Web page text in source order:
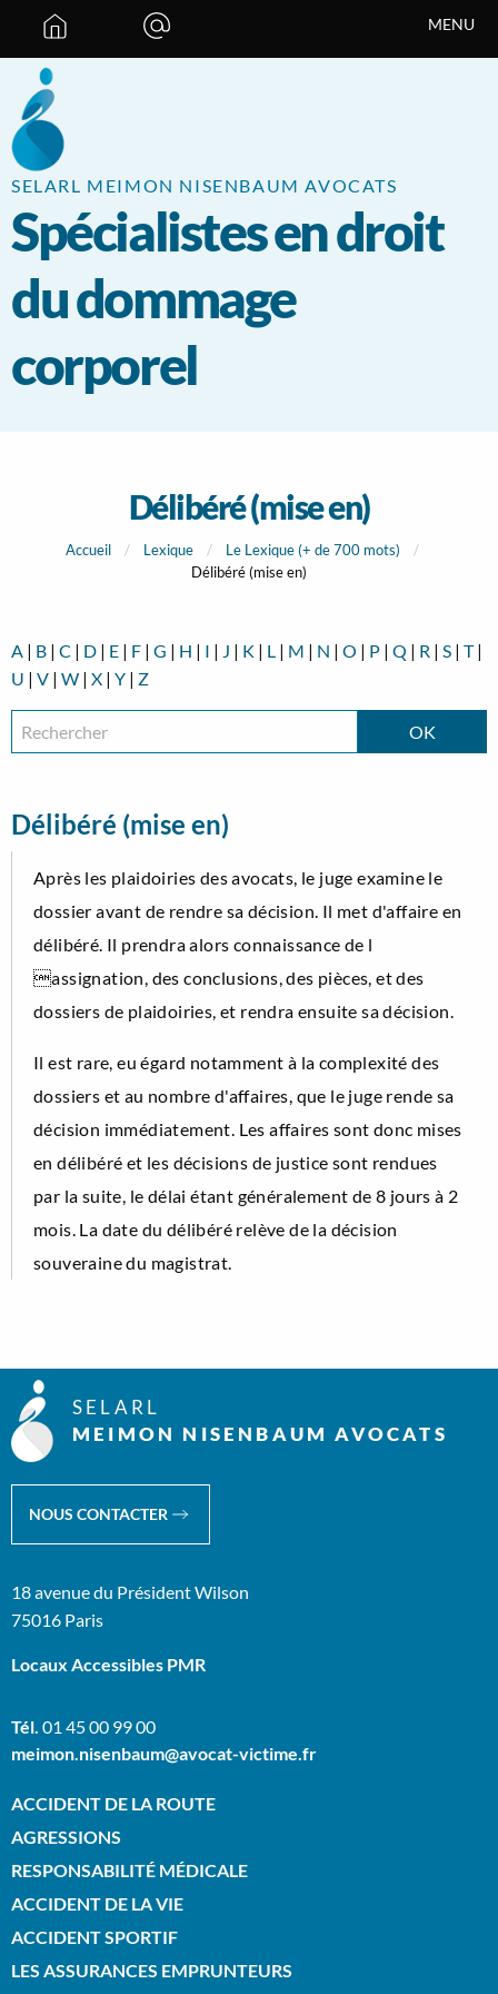
SELARL MEIMON NISENBAUM AVOCATS
Spécialistes en droit
du dommage
corporel
Délibéré (mise en)
Accueil Lexique
Le Lexique (+ de 700 mots)
Délibéré (mise en)
A | B | C | D | E | F | G | H | I | J | K | L | M | N | O | P | Q | R | S | T|
U | V | W | X | Y | Z
Délibéré (mise en)
Après les plaidoiries des avocats, le juge examine le
dossier avant de rendre sa décision. Il met d'affaire en
délibéré. Il prendra alors connaissance de l
assignation, des conclusions, des pièces, et des
dossiers de plaidoiries, et rendra ensuite sa décision.
Il est rare, eu égard notamment à la complexité des
dossiers et au nombre d'affaires, que le juge rende sa
décision immédiatement. Les affaires sont donc mises
en délibéré et les décisions de justice sont rendues
par la suite, le délai étant généralement de 8 jours à 2
mois. La date du délibéré relève de la décision
souveraine du magistrat.
SELARL
MEIMON NISENBAUM AVOCATS
NOUS CONTACTER
18 avenue du Président Wilson
75016 Paris
Locaux Accessibles PMR
Tél. 01 45 00 99 00
meimon.nisenbaum@avocat-victime.fr
ACCIDENT DE LA ROUTE
AGRESSIONS
RESPONSABILITÉ MÉDICALE
ACCIDENT DE LA VIE
ACCIDENT SPORTIF
LES ASSURANCES EMPRUNTEURS
MENU
Panneau de gestion des cookies